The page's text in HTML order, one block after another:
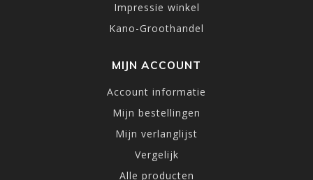
Impressie winkel
Kano-Groothandel
MIJN ACCOUNT
Account informatie
Mijn bestellingen
Mijn verlanglijst
Vergelijk
Alle producten